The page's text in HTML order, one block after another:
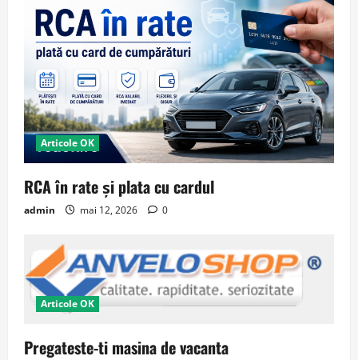
Articole OK
RCA în rate și plata cu cardul
admin mai 12, 2026 0
Articole OK
Pregateste-ti masina de vacanta